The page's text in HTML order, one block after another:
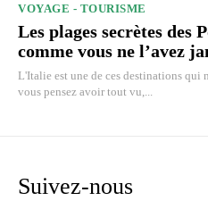
VOYAGE - TOURISME
Les plages secrètes des
comme vous ne l’avez
L'Italie est une de ces destinations qui
vous pensez avoir tout vu,...
Suivez-nous